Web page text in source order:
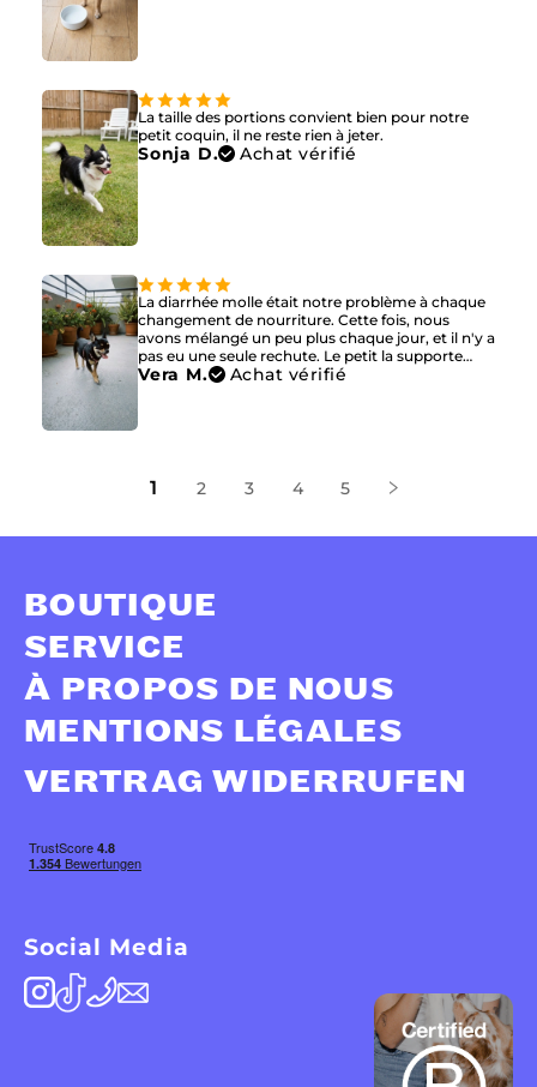
La taille des portions convient bien pour notre
petit coquin, il ne reste rien à jeter.
Sonja D. Achat vérifié
La diarrhée molle était notre problème à chaque
changement de nourriture. Cette fois, nous
avons mélangé un peu plus chaque jour, et il n'y a
pas eu une seule rechute. Le petit la supporte
vraiment bien.
Vera M. Achat vérifié
1 2 3 4 5
BOUTIQUE
SERVICE
À PROPOS DE NOUS
MENTIONS LÉGALES
VERTRAG WIDERRUFEN
Social Media